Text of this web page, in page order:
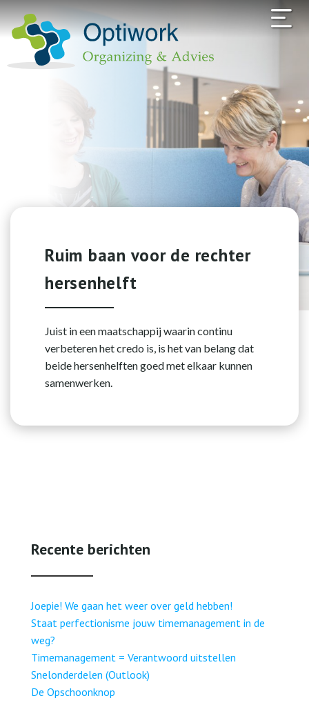
Ruim baan voor de rechter
hersenhelft
Juist in een maatschappij waarin continu
verbeteren het credo is, is het van belang dat
beide hersenhelften goed met elkaar kunnen
samenwerken.
Recente berichten
Joepie! We gaan het weer over geld hebben!
Staat perfectionisme jouw timemanagement in de
weg?
Timemanagement = Verantwoord uitstellen
Snelonderdelen (Outlook)
De Opschoonknop